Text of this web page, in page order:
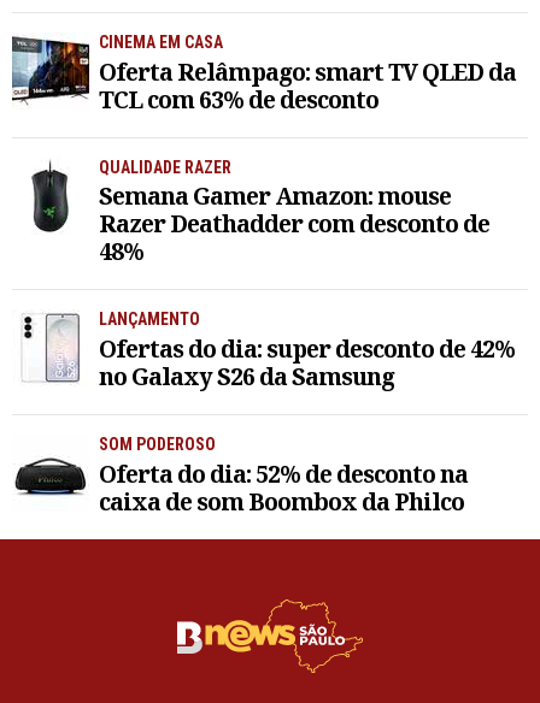
CINEMA EM CASA
Oferta Relâmpago: smart TV QLED da
TCL com 63% de desconto
QUALIDADE RAZER
Semana Gamer Amazon: mouse
Razer Deathadder com desconto de
48%
LANÇAMENTO
Ofertas do dia: super desconto de 42%
no Galaxy S26 da Samsung
SOM PODEROSO
Oferta do dia: 52% de desconto na
caixa de som Boombox da Philco